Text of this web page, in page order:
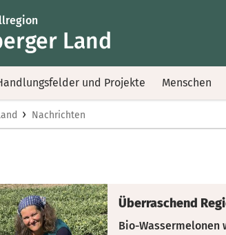
Land
und Projekte Menschen
› Nachrichten
Überraschend
Bio-Wassermelonen